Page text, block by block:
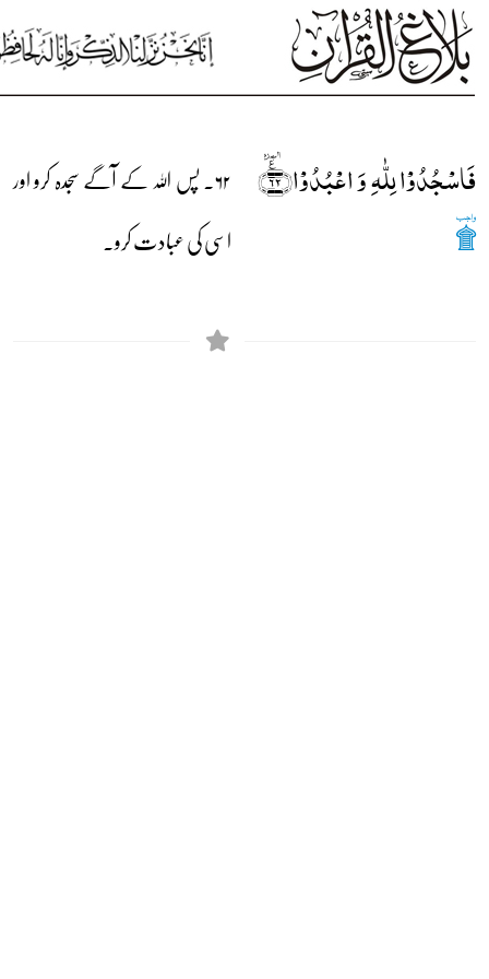
فَاسۡجُدُوۡا لِلّٰہِ وَ اعۡبُدُوۡا﴿٪ٛ۶۲﴾
ۯ
۶۲۔ پس اللہ کے آگے سجدہ کرو اور
اسی کی عبادت کرو۔